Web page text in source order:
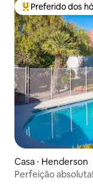
Entre os
Preferido dos
Casa ⋅ Henderson
Perfeição